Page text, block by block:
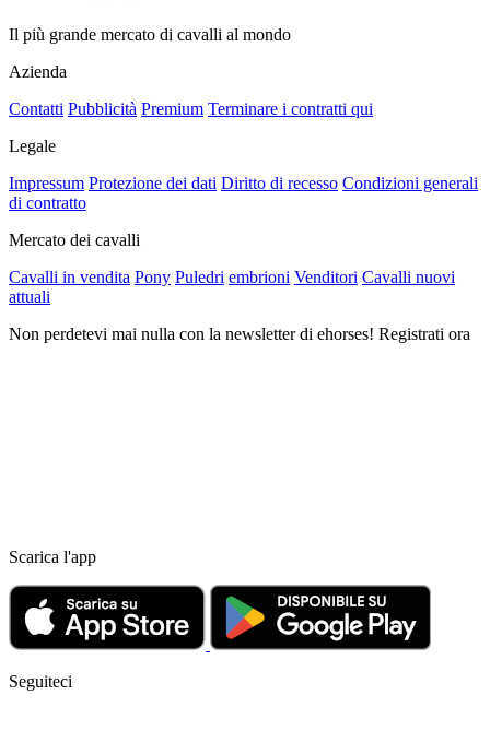
Il più grande mercato di cavalli al mondo
Azienda
Contatti Pubblicità Premium Terminare i contratti qui
Legale
Impressum Protezione dei dati Diritto di recesso Condizioni generali
di contratto
Mercato dei cavalli
Cavalli in vendita Pony Puledri embrioni Venditori Cavalli nuovi
attuali
Non perdetevi mai nulla con la newsletter di ehorses! Registrati ora
Scarica l'app
Seguiteci